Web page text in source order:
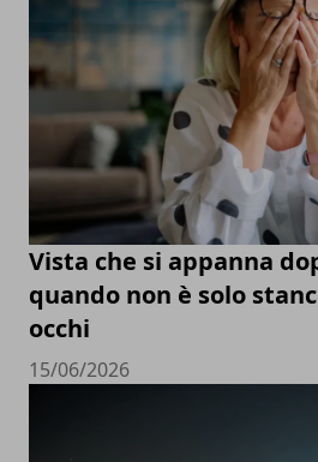
Vista che si appanna
quando non è solo
occhi
15/06/2026